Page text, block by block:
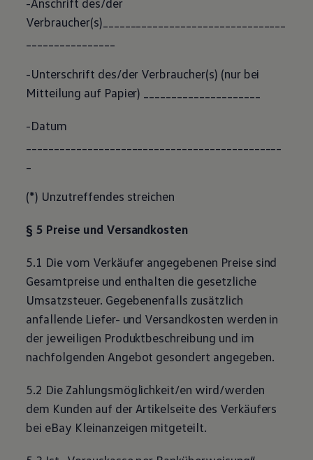
Verbraucher(s)_________________________________
-Unterschrift des/der Verbraucher(s) (nur bei
Mitteilung auf Papier) _____________________
-Datum
(*) Unzutreffendes streichen
§ 5 Preise und Versandkosten
5.1 Die vom Verkäufer angegebenen Preise sind
Gesamtpreise und enthalten die gesetzliche
Umsatzsteuer. Gegebenenfalls zusätzlich
anfallende Liefer- und Versandkosten werden in
der jeweiligen Produktbeschreibung und im
nachfolgenden Angebot gesondert angegeben.
5.2 Die Zahlungsmöglichkeit/en wird/werden
dem Kunden auf der Artikelseite des Verkäufers
bei eBay Kleinanzeigen mitgeteilt.